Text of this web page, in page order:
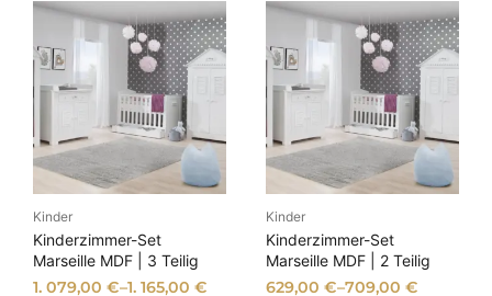
Kinder
Kinderzimmer-Set
Marseille MDF | 3 Teilig
1. 079,00€–1. 165,00€
Kinder
Kinderzimmer-Set
Marseille MDF | 2 Teilig
629,00 €–709,00 €